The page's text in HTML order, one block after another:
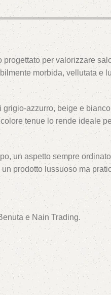
progettato per valorizzare
morbida, vellutata e
grigio-azzurro, beige e
tenue lo rende ideale
un aspetto sempre
prodotto lussuoso ma
e Nain Trading.